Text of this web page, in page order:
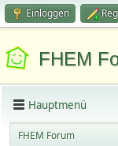
Einloggen
FHEM
Hauptmenü
FHEM Forum